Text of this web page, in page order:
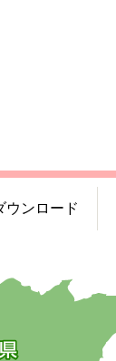
ウンロード